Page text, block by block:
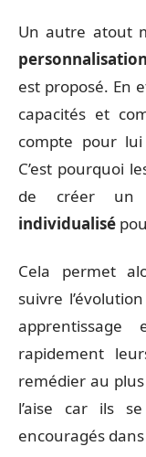
Un autre atout
est proposé. En
capacités et
compte pour
C’est pourquoi
de créer un
individualisé
Cela permet
suivre
rapidement
remédier au
l’aise car ils
encouragés